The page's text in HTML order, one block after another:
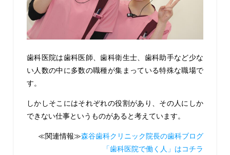
歯科医院は歯科医師、歯科衛生士、歯科助手など少な
い人数の中に多数の職種が集まっている特殊な職場で
す。
しかしそこにはそれぞれの役割があり、その人にしか
できない仕事というものがあると考えています。
≪関連情報≫森谷歯科クリニック院長の歯科ブログ
「歯科医院で働く人」はコチラ